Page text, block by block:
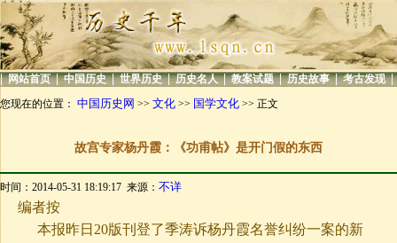
| 网站首页 | 中国历史 | 世界历史 | 历史名人 | 教案试题 | 历史故事 | 考古发现 |
您现在的位置： 中国历史网 >> 文化 >> 国学文化 >> 正文
故宫专家杨丹霞：《功甫帖》是开门假的东西
时间：2014-05-31 18:19:17 来源： 不详
编者按
本报昨日20版刊登了季涛诉杨丹霞名誉纠纷一案的新